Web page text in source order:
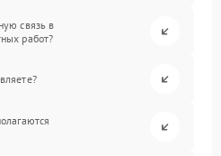
связь в
работ?